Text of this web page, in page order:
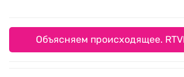
Объясняем происходящее.